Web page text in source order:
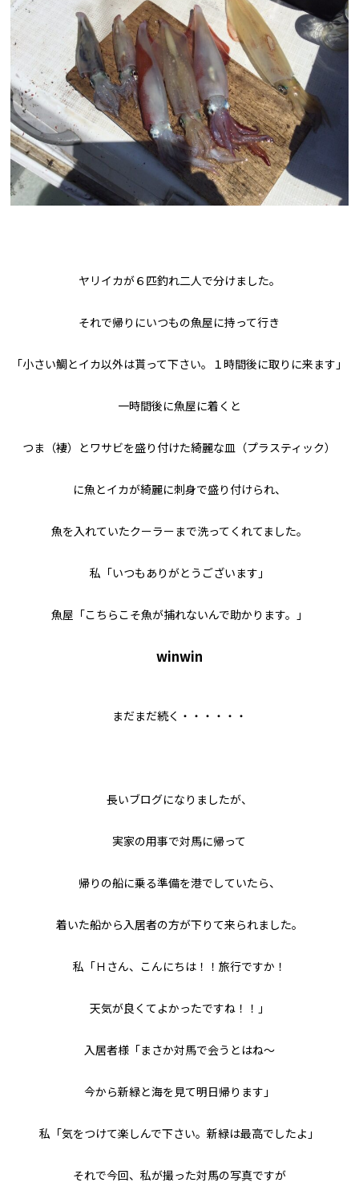
ヤリイカが６匹釣れ二人で分けました。
それで帰りにいつもの魚屋に持って行き
「小さい鯛とイカ以外は貰って下さい。１時間後に取りに来ます」
一時間後に魚屋に着くと
つま（褄）とワサビを盛り付けた綺麗な皿（プラスティック）
に魚とイカが綺麗に刺身で盛り付けられ、
魚を入れていたクーラーまで洗ってくれてました。
私「いつもありがとうございます」
魚屋「こちらこそ魚が捕れないんで助かります。」
winwin
まだまだ続く・・・・・・
長いブログになりましたが、
実家の用事で対馬に帰って
帰りの船に乗る準備を港でしていたら、
着いた船から入居者の方が下りて来られました。
私「Ｈさん、こんにちは！！旅行ですか！
天気が良くてよかったですね！！」
入居者様「まさか対馬で会うとはね～
今から新緑と海を見て明日帰ります」
私「気をつけて楽しんで下さい。新緑は最高でしたよ」
それで今回、私が撮った対馬の写真ですが